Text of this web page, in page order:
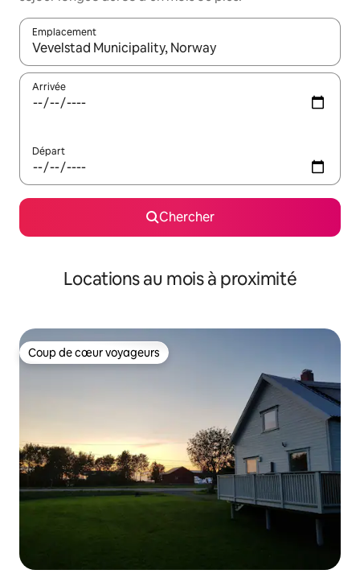
Emplacement
Quand les résultats sont affichés, parcourez-les en utilisant
Arrivée
Départ
Chercher
Locations au mois à proximité
Coup de cœur voyageurs
Coup de cœur voyageurs